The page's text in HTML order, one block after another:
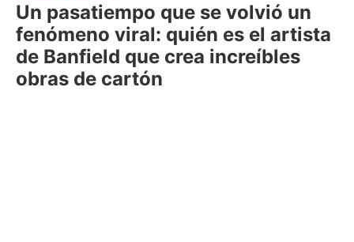
Un pasatiempo que se volvió un
fenómeno viral: quién es el artista
de Banfield que crea increíbles
obras de cartón